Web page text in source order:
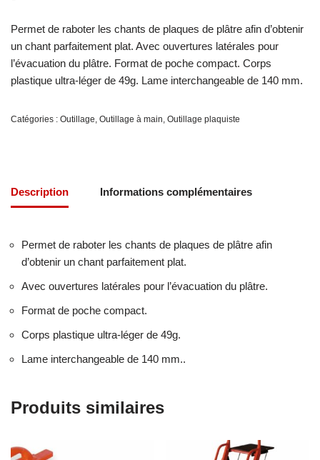
Permet de raboter les chants de plaques de plâtre afin d’obtenir
un chant parfaitement plat. Avec ouvertures latérales pour
l’évacuation du plâtre. Format de poche compact. Corps
plastique ultra-léger de 49g. Lame interchangeable de 140 mm.
Catégories : Outillage, Outillage à main, Outillage plaquiste
Description Informations complémentaires
Permet de raboter les chants de plaques de plâtre afin
d’obtenir un chant parfaitement plat.
Avec ouvertures latérales pour l’évacuation du plâtre.
Format de poche compact.
Corps plastique ultra-léger de 49g.
Lame interchangeable de 140 mm..
Produits similaires